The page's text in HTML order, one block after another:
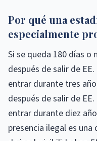
Por qué una
especialmente
Si se queda 180 días o
después de salir de
entrar durante tres
después de salir de
entrar durante diez
presencia ilegal es una